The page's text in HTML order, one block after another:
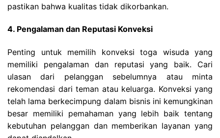
pastikan bahwa kualitas tidak dikorbankan.
4. Pengalaman dan Reputasi Konveksi
Penting untuk memilih konveksi toga wisuda yang
memiliki pengalaman dan reputasi yang baik. Cari
ulasan dari pelanggan sebelumnya atau minta
rekomendasi dari teman atau keluarga. Konveksi yang
telah lama berkecimpung dalam bisnis ini kemungkinan
besar memiliki pemahaman yang lebih baik tentang
kebutuhan pelanggan dan memberikan layanan yang